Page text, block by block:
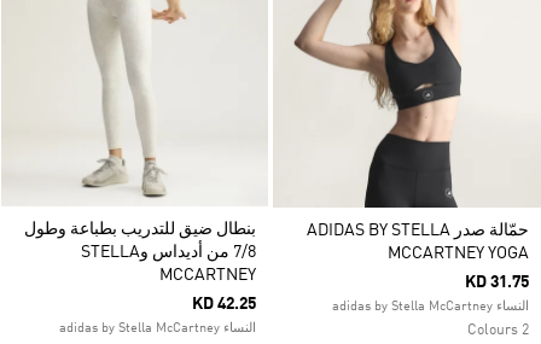
حمّالة صدر ADIDAS BY STELLA
MCCARTNEY YOGA
KD 31.75
النساء adidas by Stella McCartney
2 Colours
بنطال ضيق للتدريب بطباعة وطول
7/8 من أديداس وSTELLA
MCCARTNEY
KD 42.25
النساء adidas by Stella McCartney